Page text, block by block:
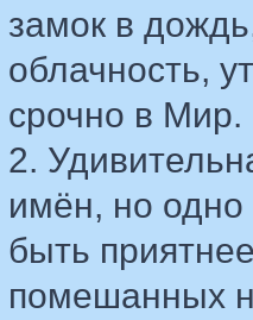
замок в
облачность,
срочно в Мир.
2.
имён, но одно
быть
помешанных